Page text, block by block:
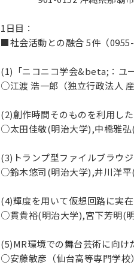
1日目：
■社会活動との融合 5件（0955-
(1)「ニコニコ学会&beta;：ユ
○江渡 浩一郎（独立行政法人 産
(2)創作時間そのものを利用し
○太田佳敬(明治大学),中橋雅
(3)トランプ型ファイルブラウ
○鈴木悠司(明治大学),井川洋
(4)輝度を用いて仮想回路に実
○貫貴裕(明治大学),宮下芳明(
(5)MR環境での舞台芸術に向
○安藤敏彦（仙台高等専門学校）